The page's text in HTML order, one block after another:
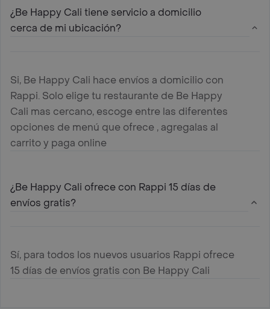
¿Be Happy Cali tiene servicio a domicilio
cerca de mi ubicación?
Si, Be Happy Cali hace envíos a domicilio con
Rappi. Solo elige tu restaurante de Be Happy
Cali mas cercano, escoge entre las diferentes
opciones de menú que ofrece , agregalas al
carrito y paga online
¿Be Happy Cali ofrece con Rappi 15 días de
envíos gratis?
Sí, para todos los nuevos usuarios Rappi ofrece
15 días de envíos gratis con Be Happy Cali